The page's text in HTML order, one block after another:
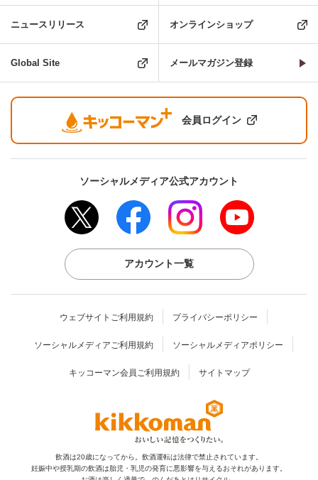
ニュースリリース オンラインショップ
Global Site メールマガジン登録
会員ログイン
ソーシャルメディア公式アカウント
アカウント一覧
ウェブサイトご利用規約 プライバシーポリシー
ソーシャルメディアご利用規約 ソーシャルメディアポリシー
キッコーマン会員ご利用規約 サイトマップ
飲酒は20歳になってから。飲酒運転は法律で禁止されています。
妊娠中や授乳期の飲酒は胎児・乳児の発育に悪影響を与えるおそれがあります。